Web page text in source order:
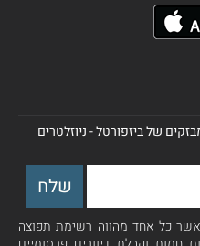
של ביזפורטל - ניוזלטרים
כל אחד מהווה רשימת תפוצה